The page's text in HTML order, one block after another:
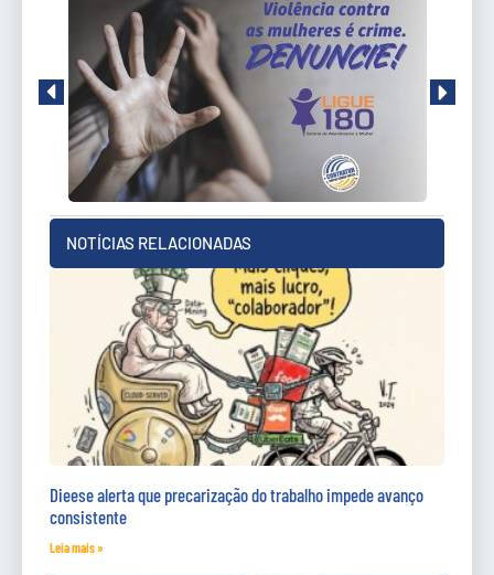
NOTÍCIAS RELACIONADAS
Dieese alerta que precarização do trabalho impede avanço
consistente
Leia mais »